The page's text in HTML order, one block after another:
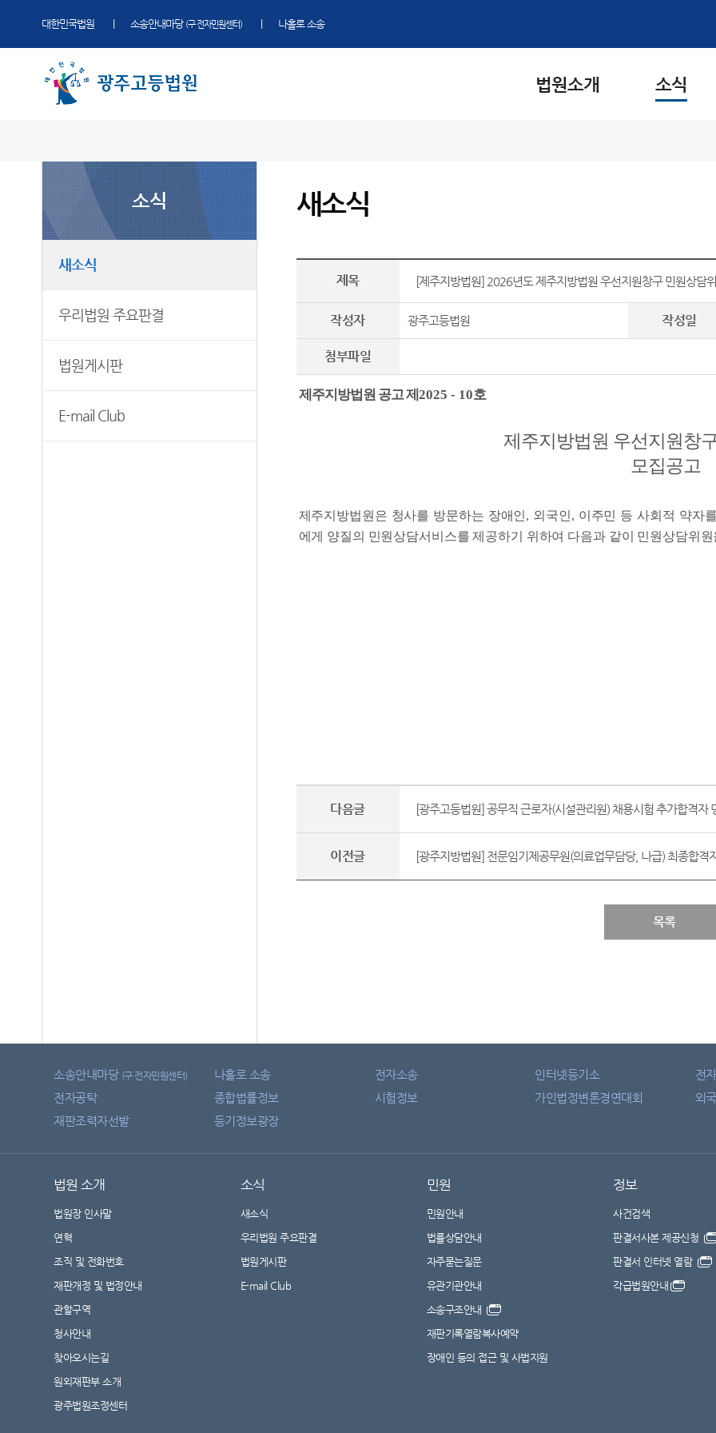
대한민국법원 소송안내마당 (구 전자민원센터) 나홀로 소송
법원소개 소식
조직 및 전화번호
청사안내
원외재판부 소개
우리법원 주요판결
법원게시판
법률상담안내
자주묻는질문
재판기록열람복사예약
판결서사본 제공신청
판결서 인터넷열람
법원견학
정보공개
소식
새소식
우리법원 주요판결
법원게시판
E-mail Club
새소식
제목 [제주지방법원] 2026년도 제주지방법원 우선지원창구 민원상담
작성자 광주고등법원 작성일
첨부파일
제주지방법원 공고 제 2025 - 10호
제주지방법원 우선지원창
모집공고
제주지방법원은 청사를 방문하는 장애인, 외국인, 이주민 등 사회적 약자
에게 양질의 민원상담서비스를 제공하기 위하여 다음과 같이 민원상담위
다음글 [광주고등법원] 공무직 근로자(시설관리원) 채용시험 추가합격자
이전글 [광주지방법원] 전문임기제공무원(의료업무담당, 나급) 최종합격
목록
소송안내마당 (구 전자민원센터) 나홀로 소송 전자소송 인터넷등기소 전
전자공탁
종합법률정보 시험정보 가인법정변론경연대회 외
재판조력자선발
등기정보광장
법원 소개
법원장 인사말
연혁
조직 및 전화번호
재판개정 및 법정안내
관할구역
청사안내
찾아오시는길
원외재판부 소개
광주법원조정센터
소식
새소식
우리법원 주요판결
법원게시판
E-mail Club
민원
민원안내
법률상담안내
자주묻는질문
유관기관안내
소송구조안내
재판기록열람복사예약
장애인 등의 접근 및 사법지원
정보
사건검색
판결서사본 제공신청
판결서 인터넷 열람
각급법원안내